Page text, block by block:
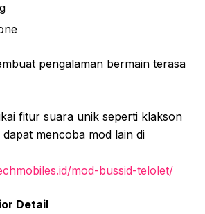
pengalaman bermain terasa
fitur suara unik seperti klakson
mencoba mod lain di
mod-bussid-telolet/
Detail